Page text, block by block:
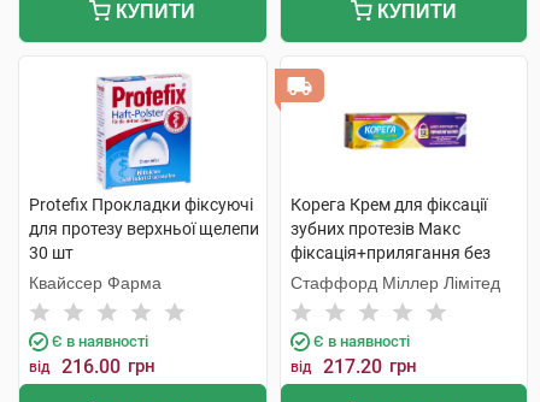
КУПИТИ КУПИТИ
Protefix Прокладки фіксуючі
для протезу верхньої щелепи
30 шт
Квайссер Фарма
Є в наявності
від 216.00 грн
Корега Крем для фіксації
зубних протезів Макс
фіксація+прилягання без
смаку крем 40 мл 1 туба
Стаффорд Міллер Лімітед
Є в наявності
від 217.20 грн